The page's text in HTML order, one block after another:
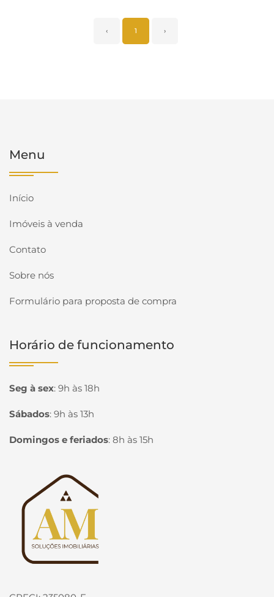
‹ 1 ›
Menu
Início
Imóveis à venda
Contato
Sobre nós
Formulário para proposta de compra
Horário de funcionamento
Seg à sex: 9h às 18h
Sábados: 9h às 13h
Domingos e feriados: 8h às 15h
Página inicial